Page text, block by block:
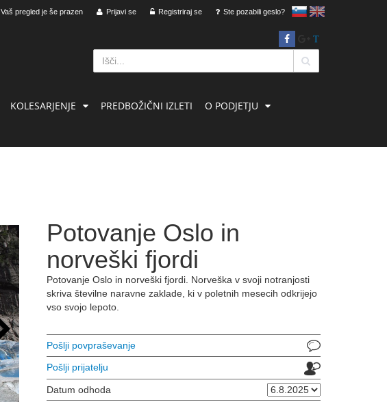
slovensko
English
Prijavi se Registriraj se Ste pozabili geslo?
Vaš pregled je še prazen
T
KOLESARJENJE PREDBOŽIČNI IZLETI O PODJETJU
Potovanje Oslo in
norveški fjordi
Potovanje Oslo in norveški fjordi. Norveška v svoji notranjosti
skriva številne naravne zaklade, ki v poletnih mesecih odkrijejo
vso svojo lepoto.
Pošlji povpraševanje
Pošlji prijatelju
Datum odhoda